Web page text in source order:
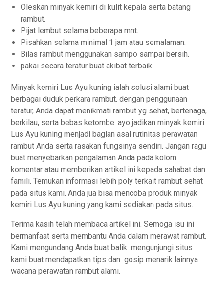
Oleskan minyak kemiri di kulit kepala serta batang
rambut.
Pijat lembut selama beberapa mnt.
Pisahkan selama minimal 1 jam atau semalaman.
Bilas rambut menggunakan sampo sampai bersih.
pakai secara teratur buat akibat terbaik.
Minyak kemiri Lus Ayu kuning ialah solusi alami buat
berbagai duduk perkara rambut. dengan penggunaan
teratur, Anda dapat menikmati rambut yg sehat, bertenaga,
berkilau, serta bebas ketombe. ayo jadikan minyak kemiri
Lus Ayu kuning menjadi bagian asal rutinitas perawatan
rambut Anda serta rasakan fungsinya sendiri. Jangan ragu
buat menyebarkan pengalaman Anda pada kolom
komentar atau memberikan artikel ini kepada sahabat dan
famili. Temukan informasi lebih poly terkait rambut sehat
pada situs kami. Anda jua bisa mencoba produk minyak
kemiri Lus Ayu kuning yang kami sediakan pada situs.
Terima kasih telah membaca artikel ini. Semoga isu ini
bermanfaat serta membantu Anda dalam merawat rambut.
Kami mengundang Anda buat balik mengunjungi situs
kami buat mendapatkan tips dan gosip menarik lainnya
wacana perawatan rambut alami.